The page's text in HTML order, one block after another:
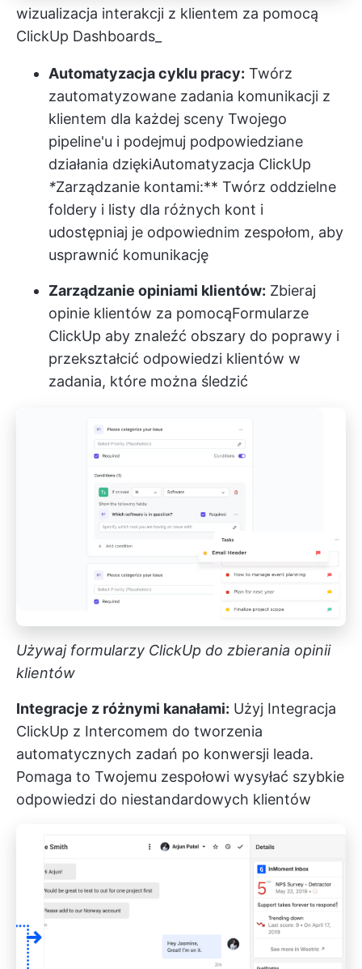
wizualizacja interakcji z klientem za pomocą
ClickUp Dashboards_
Automatyzacja cyklu pracy: Twórz
zautomatyzowane zadania komunikacji z
klientem dla każdej sceny Twojego
pipeline'u i podejmuj podpowiedziane
działania dziękiAutomatyzacja ClickUp
*Zarządzanie kontami:** Twórz oddzielne
foldery i listy dla różnych kont i
udostępniaj je odpowiednim zespołom, aby
usprawnić komunikację
Zarządzanie opiniami klientów: Zbieraj
opinie klientów za pomocąFormularze
ClickUp aby znaleźć obszary do poprawy i
przekształcić odpowiedzi klientów w
zadania, które można śledzić
Używaj formularzy ClickUp do zbierania opinii
klientów
Integracje z różnymi kanałami: Użyj Integracja
ClickUp z Intercomem do tworzenia
automatycznych zadań po konwersji leada.
Pomaga to Twojemu zespołowi wysyłać szybkie
odpowiedzi do niestandardowych klientów